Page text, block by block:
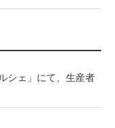
シェ」にて、生産者